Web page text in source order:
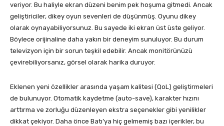
veriyor. Bu haliyle ekran düzeni benim pek hoşuma gitmedi. Ancak
geliştiriciler, dikey oyun sevenleri de düşünmüş. Oyunu dikey
olarak oynayabiliyorsunuz. Bu sayede iki ekran üst üste geliyor.
Böylece orijinaline daha yakın bir deneyim sunuluyor. Bu durum
televizyon için bir sorun teşkil edebilir. Ancak monitörünüzü
çevirebiliyorsanız, görsel olarak harika duruyor.
Eklenen yeni özellikler arasında yaşam kalitesi (QoL) geliştirmeleri
de bulunuyor. Otomatik kaydetme (auto-save), karakter hızını
arttırma ve zorluğu düzenleyen ekstra seçenekler gibi yenilikler
dikkat çekiyor. Daha önce Batı’ya hiç gelmemiş bazı içerikler, bu